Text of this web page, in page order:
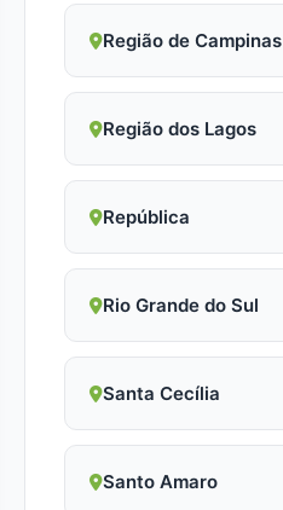
Região de Campinas
Região dos Lagos
República
Rio Grande do Sul
Santa Cecília
Santo Amaro